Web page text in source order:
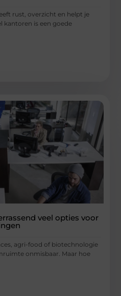
rust, overzicht en helpt je
kantoren is een goede
veel opties voor
agri-food of biotechnologie
onmisbaar. Maar hoe